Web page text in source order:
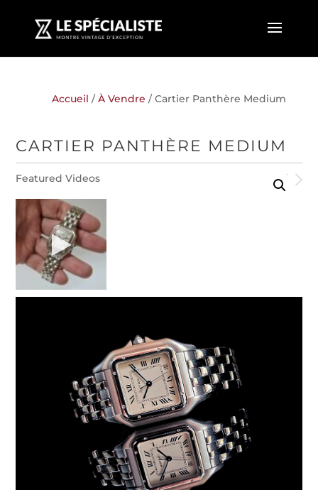
Accueil /À Vendre / Cartier Panthère Medium
CARTIER PANTHÈRE MEDIUM
Featured Videos